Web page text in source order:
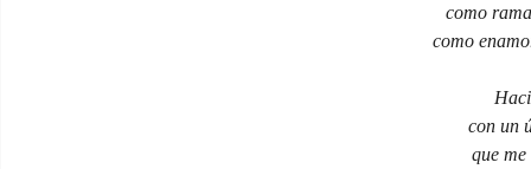
como
como
con un
que me